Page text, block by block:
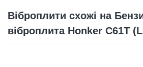
Віброплити схожі на
віброплита Honker C61T